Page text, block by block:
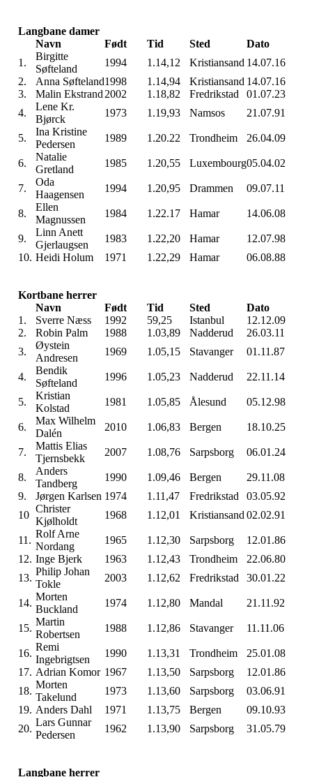
Langbane damer
Navn
Født Tid Sted
Dato
1.
Birgitte
Søfteland
1994 1.14,12 Kristiansand 14.07.16
2.
Anna Søfteland1998 1.14,94 Kristiansand 14.07.16
3.
Malin Ekstrand 2002 1.18,82 Fredrikstad
01.07.23
4.
Lene Kr.
Bjørck
1973 1.19,93 Namsos 21.07.91
5.
Ina Kristine
Pedersen
1989 1.20.22 Trondheim 26.04.09
6.
Natalie
Gretland
1985 1.20,55 Luxembourg05.04.02
7.
Oda
Haagensen
1994 1.20,95 Drammen 09.07.11
8.
Ellen
Magnussen
1984 1.22.17 Hamar 14.06.08
9.
Linn Anett
Gjerlaugsen
1983 1.22,20 Hamar
12.07.98
10. Heidi Holum 1971 1.22,29 Hamar 06.08.88
Kortbane herrer
Navn
Født Tid Sted
Dato
1.
Sverre Næss 1992 59,25 Istanbul
12.12.09
2.
Robin Palm 1988 1.03,89 Nadderud
26.03.11
3.
Øystein
Andresen
1969 1.05,15 Stavanger 01.11.87
4.
Bendik
Søfteland
1996 1.05,23 Nadderud 22.11.14
5.
Kristian
Kolstad
1981 1.05,85 Ålesund 05.12.98
6.
Max Wilhelm
Dalén
2010 1.06,83 Bergen 18.10.25
7.
Mattis Elias
Tjernsbekk
2007 1.08,76 Sarpsborg 06.01.24
8.
Anders
Tandberg
1990 1.09,46 Bergen
29.11.08
9.
Jørgen Karlsen 1974 1.11,47 Fredrikstad
03.05.92
10
Christer
Kjølholdt
1968 1.12,01 Kristiansand 02.02.91
11.
Rolf Arne
Nordang
1965 1.12,30 Sarpsborg
12.01.86
12. Inge Bjerk 1963 1.12,43 Trondheim
22.06.80
13.
Philip Johan
Tokle
2003 1.12,62 Fredrikstad 30.01.22
14.
Morten
Buckland
1974 1.12,80 Mandal 21.11.92
15.
Martin
Robertsen
1988 1.12,86 Stavanger 11.11.06
16.
Remi
Ingebrigtsen
1990 1.13,31 Trondheim
25.01.08
17. Adrian Komor 1967 1.13,50 Sarpsborg
12.01.86
18.
Morten
Takelund
1973 1.13,60 Sarpsborg
03.06.91
19. Anders Dahl 1971 1.13,75 Bergen
09.10.93
20.
Lars Gunnar
Pedersen
1962 1.13,90 Sarpsborg 31.05.79
Langbane herrer